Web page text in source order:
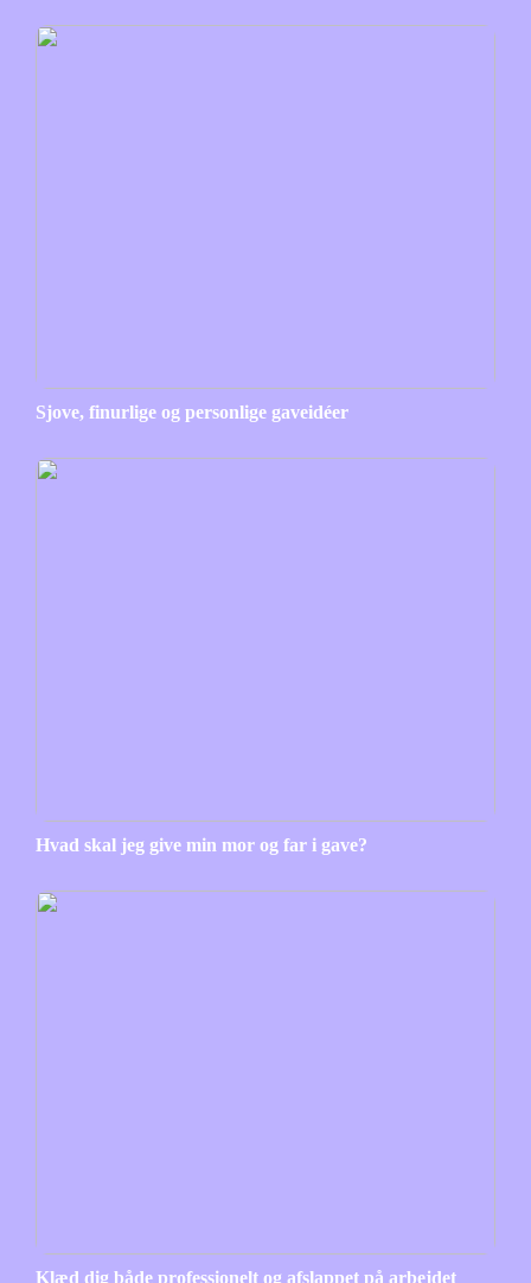
Sjove, finurlige og personlige gaveidéer
Hvad skal jeg give min mor og far i gave?
Klæd dig både professionelt og afslappet på arbejdet